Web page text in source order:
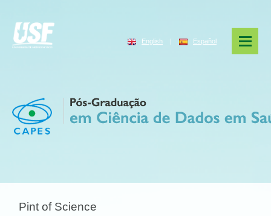
English | Español
Pint of Science